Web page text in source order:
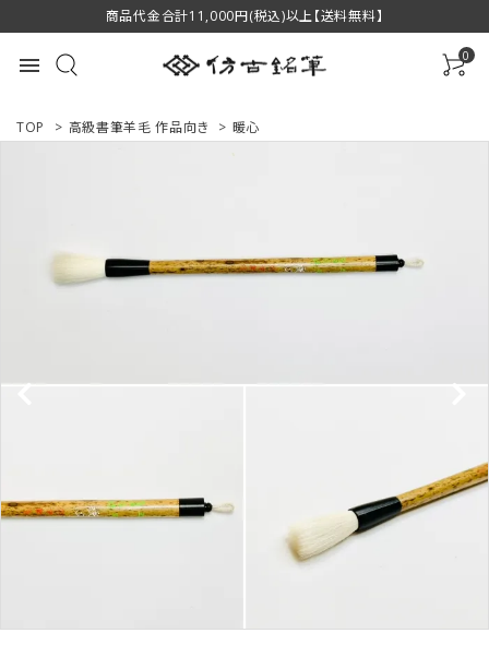
商品代金合計11,000円(税込)以上【送料無料】
menu 0
ご利用ガイド
特定商取引法について
TOP > 高級書筆羊毛 作品向き > 暖心